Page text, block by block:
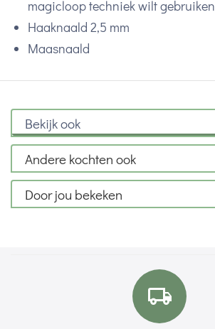
magicloop techniek wilt gebruiken
Haaknaald 2,5 mm
Maasnaald
Bekijk ook
Andere kochten ook
Door jou bekeken